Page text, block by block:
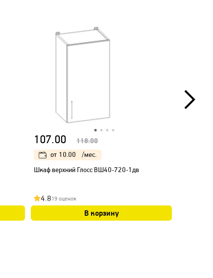
107.00 118.00
от 10.00
/мес.
Шкаф верхний Глосс ВШ40-720-1дв
4.819 оценок
В корзину